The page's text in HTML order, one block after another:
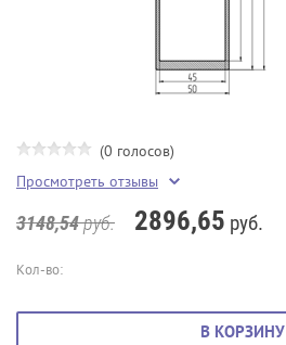
(0 голосов)
Просмотреть отзывы
3148,54руб. 2896,65 руб.
Кол-во:
В КОРЗИНУ